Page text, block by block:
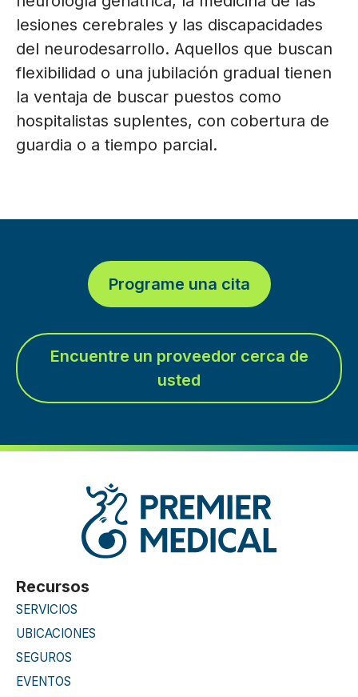
lesiones cerebrales y las discapacidades
del neurodesarrollo. Aquellos que buscan
flexibilidad o una jubilación gradual tienen
la ventaja de buscar puestos como
hospitalistas suplentes, con cobertura de
guardia o a tiempo parcial.
Programe una cita
Encuentre un proveedor cerca de
usted
Recursos
SERVICIOS
UBICACIONES
SEGUROS
EVENTOS